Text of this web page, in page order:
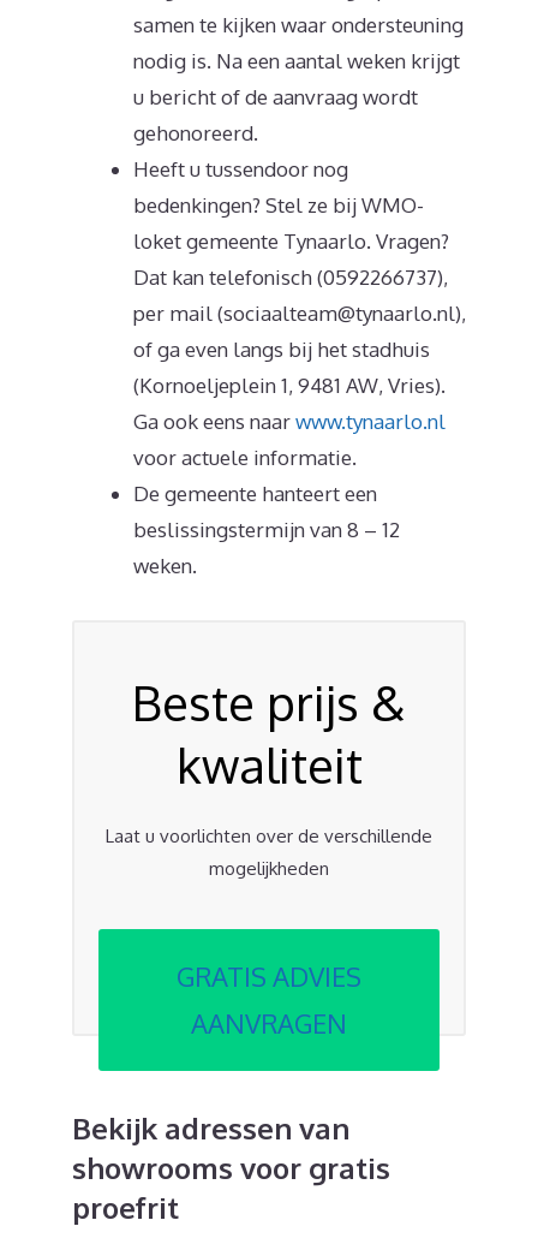
samen te kijken waar ondersteuning
nodig is. Na een aantal weken krijgt
u bericht of de aanvraag wordt
gehonoreerd.
Heeft u tussendoor nog
bedenkingen? Stel ze bij WMO-
loket gemeente Tynaarlo. Vragen?
Dat kan telefonisch (0592266737),
per mail (sociaalteam@tynaarlo.nl),
of ga even langs bij het stadhuis
(Kornoeljeplein 1, 9481 AW, Vries).
Ga ook eens naarwww.tynaarlo.nl
voor actuele informatie.
De gemeente hanteert een
beslissingstermijn van 8 – 12
weken.
Beste prijs &
kwaliteit
Laat u voorlichten over de verschillende
mogelijkheden
GRATIS ADVIES
AANVRAGEN
Bekijk adressen van
showrooms voor gratis
proefrit